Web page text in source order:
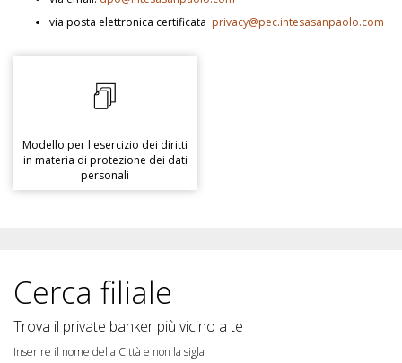
via posta elettronica certificata privacy@pec.intesasanpaolo.com
Modello per l'esercizio dei diritti
in materia di protezione dei dati
personali
Cerca filiale
Trova il private banker più vicino a te
Inserire il nome della Città e non la sigla